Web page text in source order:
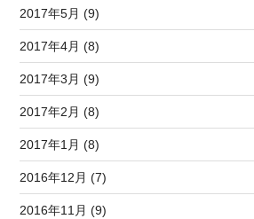
2017年5月 (9)
2017年4月 (8)
2017年3月 (9)
2017年2月 (8)
2017年1月 (8)
2016年12月 (7)
2016年11月 (9)